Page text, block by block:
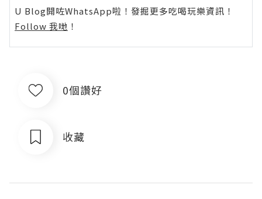
U Blog開咗WhatsApp啦！發掘更多吃喝玩樂資訊！
Follow 我哋 ！
0個讚好
收藏